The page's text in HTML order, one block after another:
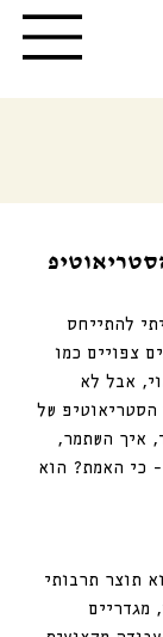
להתייחס
צפויים כמו
אבל לא
הסטריאוטיפ של
איך השתמר,
- כי האמת? הוא
תוצר תרבותי
מגדריים